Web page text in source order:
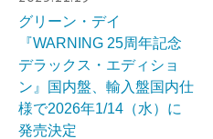
グリーン・デイ
『WARNING 25周年記念
デラックス・エディショ
ン』国内盤、輸入盤国内仕
様で2026年1/14（水）に
発売決定